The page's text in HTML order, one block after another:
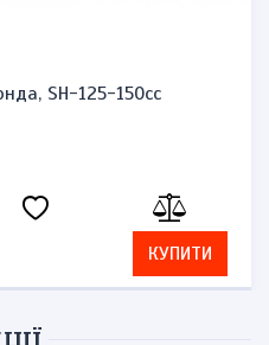
SH-125-150cc
КУПИТИ